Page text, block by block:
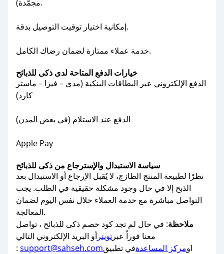
مجمّدة).
إمكانية اختيار توقيت التوصيل بدقة.
خدمة عملاء ممتازة لضمان رضاك الكامل.
الدفع الإلكتروني عبر البطاقات البنكية (مدى – فيزا – ماستر
كارد)
الدفع عند الاستلام (في بعض المدن)
Apple Pay
سياسة الاستبدال والإسترجاع من ذكى للذبائح
نظرًا لطبيعة المنتج الطازج، لا يُقبل الإرجاع أو الاستبدال بعد
الذبح إلا في حال وجود مشكلة حقيقية في الطلب. يجب
التواصل مباشرة مع خدمة العملاء خلال نفس اليوم لضمان
المعالجة.
ملاحظة: في حال لم تجد كود خصم ذكى للذبائح ، تواصل
معنا فوراً عبر تويتر أو البريد الإلكتروني التالي
: support@sahseh.com اومركز المساعدةفي تطبيق